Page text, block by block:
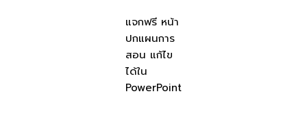
แจกฟรี หน้า
ปกแผนการ
สอน แก้ไข
ได้ใน
PowerPoint